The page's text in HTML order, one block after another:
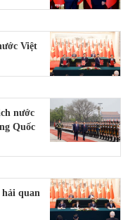
Việt
nước
Quốc
quan